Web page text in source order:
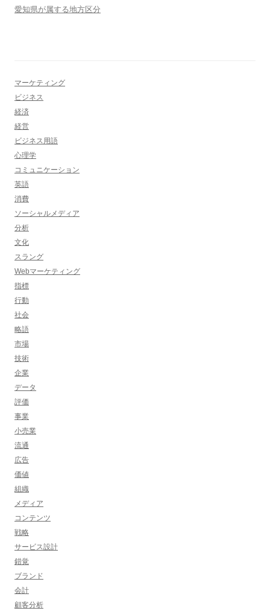
愛知県が属する地方区分
マーケティング
ビジネス
経済
経営
ビジネス用語
心理学
コミュニケーション
英語
消費
ソーシャルメディア
分析
文化
スラング
Webマーケティング
指標
行動
社会
略語
市場
技術
企業
データ
評価
事業
小売業
流通
広告
価値
組織
メディア
コンテンツ
戦略
サービス設計
錯覚
ブランド
会計
顧客分析